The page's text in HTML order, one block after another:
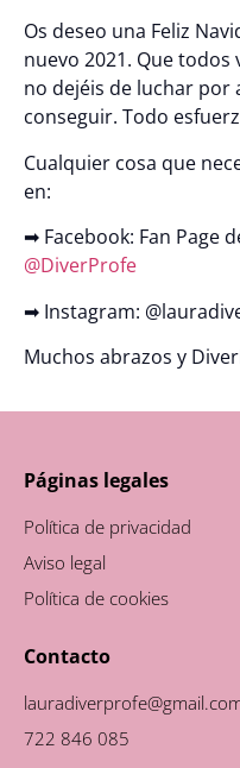
Os deseo una Feliz
nuevo 2021. Que
no dejéis de luchar por
conseguir. Todo
Cualquier cosa que
en:
➡ Facebook: Fan Page
@DiverProfe
➡ Instagram:
Muchos abrazos y
Páginas legales
Política de privacidad
Aviso legal
Política de cookies
Contacto
722 846 085